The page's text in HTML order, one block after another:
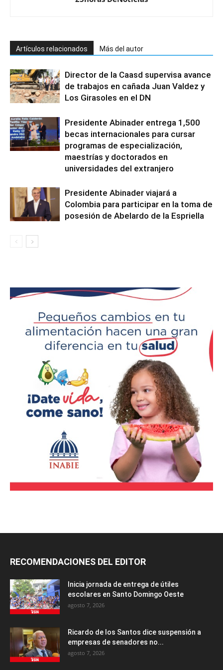
Artículos relacionados Más del autor
Director de la Caasd supervisa avance
de trabajos en cañada Juan Valdez y
Los Girasoles en el DN
Presidente Abinader entrega 1,500
becas internacionales para cursar
programas de especialización,
maestrías y doctorados en
universidades del extranjero
Presidente Abinader viajará a
Colombia para participar en la toma de
posesión de Abelardo de la Espriella
RECOMENDACIONES DEL EDITOR
Inicia jornada de entrega de útiles
escolares en Santo Domingo Oeste
agosto 7, 2026
Ricardo de los Santos dice suspensión a
empresas de senadores no...
agosto 7, 2026